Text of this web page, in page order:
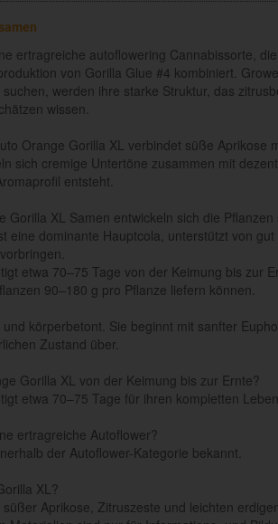
ertragreiche autoflowering Cannabissorte,
von Gorilla Glue #4 kombiniert.
werden ihre starke Struktur, das
wissen.
Orange Gorilla XL verbindet süße Aprikose
sich cremige Untertöne zusammen mit
entsteht.
Gorilla XL Samen entwickeln sich die
eine dominante Hauptcola, unterstützt von
etwa 70–75 Tage von der Keimung bis zur
90–180 g pro Pflanze liefern können.
körperbetont. Sie beginnt mit sanfter
Zustand über.
Gorilla XL von der Keimung bis zur Ernte?
etwa 70–75 Tage für ihren kompletten
ertragreiche Autoflower?
der Autoflower-Kategorie bekannt.
XL?
Aprikose, Zitruszeste und leichten